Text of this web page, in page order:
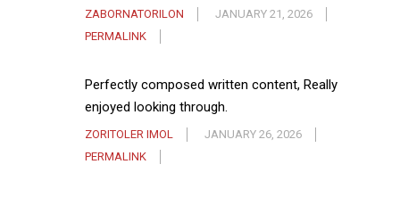
ZABORNATORILON
JANUARY 21, 2026
PERMALINK
Perfectly composed written content, Really
enjoyed looking through.
ZORITOLER IMOL
JANUARY 26, 2026
PERMALINK